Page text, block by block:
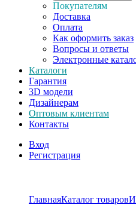
Покупателям
Доставка
Оплата
Как оформить заказ
Вопросы и ответы
Электронные
Каталоги
Гарантия
3D модели
Дизайнерам
Оптовым клиентам
Контакты
Вход
Регистрация
ГлавнаяКаталог товаров